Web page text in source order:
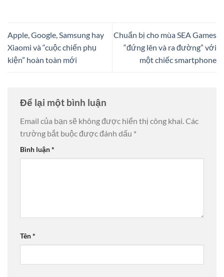
Apple, Google, Samsung hay
Xiaomi và “cuộc chiến phụ
kiện” hoàn toàn mới
Chuẩn bị cho mùa SEA Games
“đứng lên và ra đường” với
một chiếc smartphone
Để lại một bình luận
Email của bạn sẽ không được hiển thị công khai.Các
trường bắt buộc được đánh dấu *
Bình luận*
Tên*